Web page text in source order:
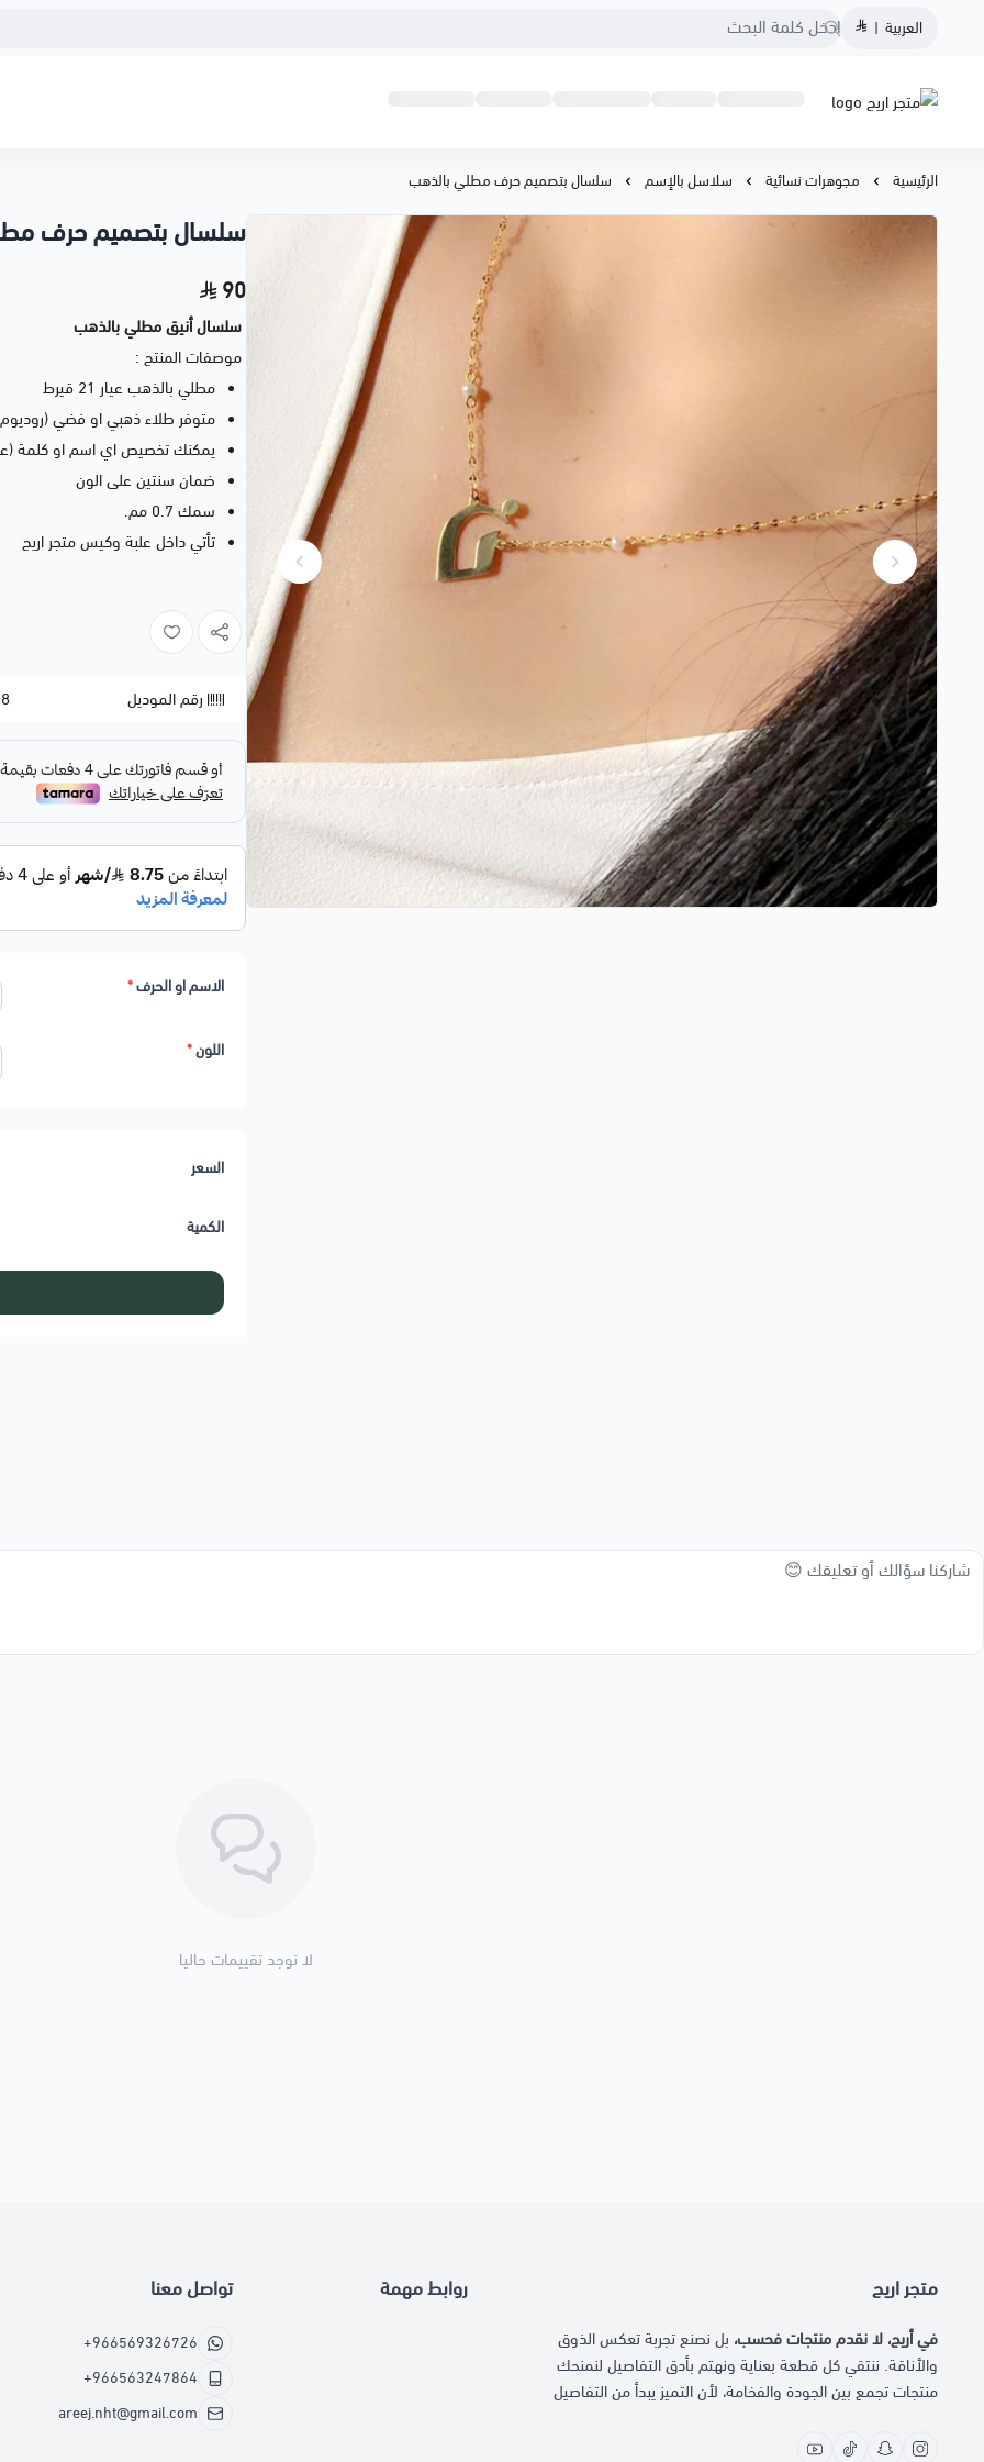
العربية |
متجر اريج
الرئيسية مجوهرات نسائية سلاسل بالإسم سلسال بتصميم حرف مطلي بالذهب
سلسال بتصميم حرف
90
سلسال أنيق مطلي بالذهب
موصفات المنتج :
مطلي بالذهب عيار 21 قيرط
متوفر طلاء ذهبي او فضي
يمكنك تخصيص اي اسم او كلمة
ضمان سنتين على الون
سمك 0.7 مم.
تأتي داخل علبة وكيس متجر اريج
رقم الموديل
الاسم او الحرف*
اللون*
السعر
الكمية
لا توجد تقييمات حاليا
متجر اريج
في أريج، لا نقدم منتجات فحسب، بل نصنع تجربة تعكس الذوق
والأناقة. ننتقي كل قطعة بعناية ونهتم بأدق التفاصيل لنمنحك
منتجات تجمع بين الجودة والفخامة، لأن التميز يبدأ من التفاصيل
روابط مهمة تواصل معنا
+966569326726
+966563247864
areej.nht@gmail.com